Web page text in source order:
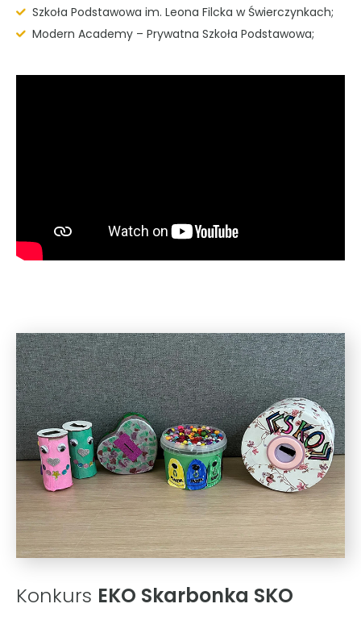
Szkoła Podstawowa im. Leona Filcka w Świerczynkach;
Modern Academy – Prywatna Szkoła Podstawowa;
Konkurs EKO Skarbonka SKO